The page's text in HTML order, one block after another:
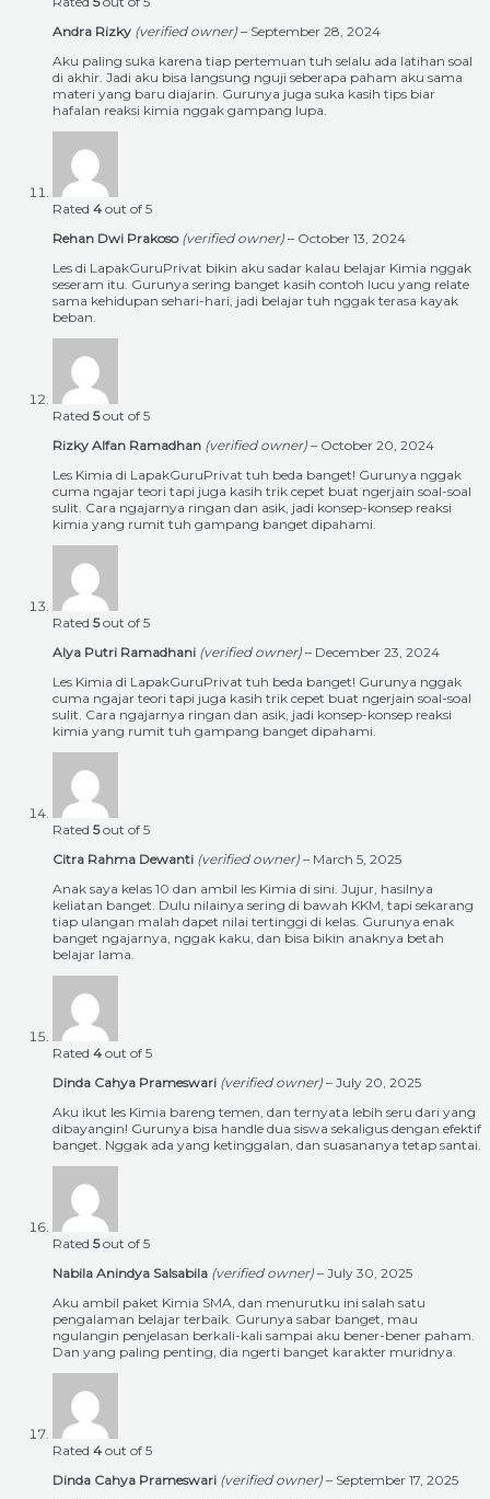
Andra Rizky (verified owner) – September 28, 2024
Aku paling suka karena tiap pertemuan tuh selalu ada latihan soal
di akhir. Jadi aku bisa langsung nguji seberapa paham aku sama
materi yang baru diajarin. Gurunya juga suka kasih tips biar
hafalan reaksi kimia nggak gampang lupa.
Rated 4 out of 5
Rehan Dwi Prakoso (verified owner) – October 13, 2024
Les di LapakGuruPrivat bikin aku sadar kalau belajar Kimia nggak
seseram itu. Gurunya sering banget kasih contoh lucu yang relate
sama kehidupan sehari-hari, jadi belajar tuh nggak terasa kayak
beban.
Rated 5out of 5
Rizky Alfan Ramadhan (verified owner) – October 20, 2024
Les Kimia di LapakGuruPrivat tuh beda banget! Gurunya nggak
cuma ngajar teori tapi juga kasih trik cepet buat ngerjain soal-soal
sulit. Cara ngajarnya ringan dan asik, jadi konsep-konsep reaksi
kimia yang rumit tuh gampang banget dipahami.
Rated 5out of 5
Alya Putri Ramadhani (verified owner) – December 23, 2024
Les Kimia di LapakGuruPrivat tuh beda banget! Gurunya nggak
cuma ngajar teori tapi juga kasih trik cepet buat ngerjain soal-soal
sulit. Cara ngajarnya ringan dan asik, jadi konsep-konsep reaksi
kimia yang rumit tuh gampang banget dipahami.
Rated 5out of 5
Citra Rahma Dewanti (verified owner) – March 5, 2025
Anak saya kelas 10 dan ambil les Kimia di sini. Jujur, hasilnya
keliatan banget. Dulu nilainya sering di bawah KKM, tapi sekarang
tiap ulangan malah dapet nilai tertinggi di kelas. Gurunya enak
banget ngajarnya, nggak kaku, dan bisa bikin anaknya betah
belajar lama.
Rated 4 out of 5
Dinda Cahya Prameswari (verified owner) – July 20, 2025
Aku ikut les Kimia bareng temen, dan ternyata lebih seru dari yang
dibayangin! Gurunya bisa handle dua siswa sekaligus dengan efektif
banget. Nggak ada yang ketinggalan, dan suasananya tetap santai.
Rated 5out of 5
Nabila Anindya Salsabila (verified owner) – July 30, 2025
Aku ambil paket Kimia SMA, dan menurutku ini salah satu
pengalaman belajar terbaik. Gurunya sabar banget, mau
ngulangin penjelasan berkali-kali sampai aku bener-bener paham.
Dan yang paling penting, dia ngerti banget karakter muridnya.
Rated 4 out of 5
Dinda Cahya Prameswari (verified owner) – September 17, 2025